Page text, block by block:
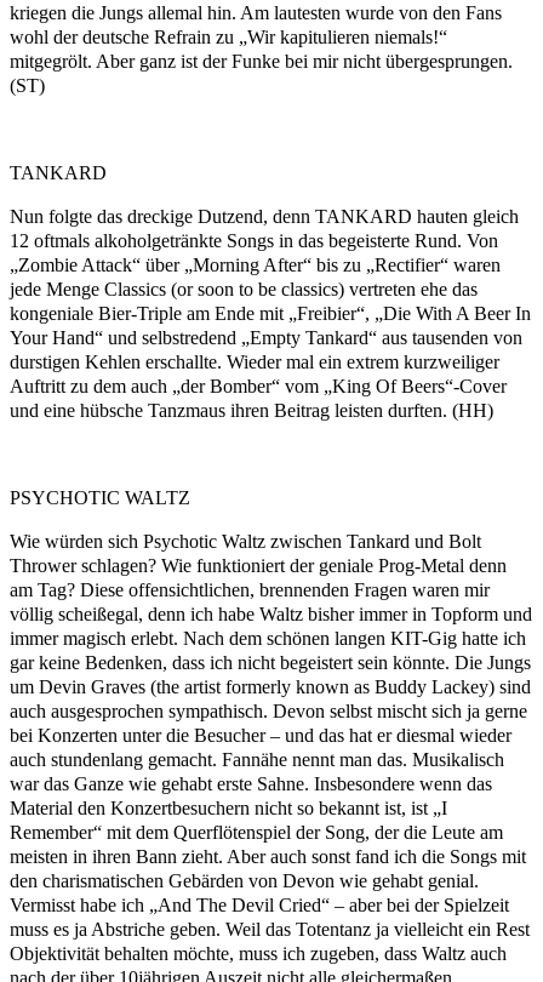
kriegen die Jungs allemal hin. Am lautesten wurde von den Fans
wohl der deutsche Refrain zu „Wir kapitulieren niemals!“
mitgegrölt. Aber ganz ist der Funke bei mir nicht übergesprungen.
(ST)
TANKARD
Nun folgte das dreckige Dutzend, denn TANKARD hauten gleich
12 oftmals alkoholgetränkte Songs in das begeisterte Rund. Von
„Zombie Attack“ über „Morning After“ bis zu „Rectifier“ waren
jede Menge Classics (or soon to be classics) vertreten ehe das
kongeniale Bier-Triple am Ende mit „Freibier“, „Die With A Beer In
Your Hand“ und selbstredend „Empty Tankard“ aus tausenden von
durstigen Kehlen erschallte. Wieder mal ein extrem kurzweiliger
Auftritt zu dem auch „der Bomber“ vom „King Of Beers“-Cover
und eine hübsche Tanzmaus ihren Beitrag leisten durften. (HH)
PSYCHOTIC WALTZ
Wie würden sich Psychotic Waltz zwischen Tankard und Bolt
Thrower schlagen? Wie funktioniert der geniale Prog-Metal denn
am Tag? Diese offensichtlichen, brennenden Fragen waren mir
völlig scheißegal, denn ich habe Waltz bisher immer in Topform und
immer magisch erlebt. Nach dem schönen langen KIT-Gig hatte ich
gar keine Bedenken, dass ich nicht begeistert sein könnte. Die Jungs
um Devin Graves (the artist formerly known as Buddy Lackey) sind
auch ausgesprochen sympathisch. Devon selbst mischt sich ja gerne
bei Konzerten unter die Besucher – und das hat er diesmal wieder
auch stundenlang gemacht. Fannähe nennt man das. Musikalisch
war das Ganze wie gehabt erste Sahne. Insbesondere wenn das
Material den Konzertbesuchern nicht so bekannt ist, ist „I
Remember“ mit dem Querflötenspiel der Song, der die Leute am
meisten in ihren Bann zieht. Aber auch sonst fand ich die Songs mit
den charismatischen Gebärden von Devon wie gehabt genial.
Vermisst habe ich „And The Devil Cried“ – aber bei der Spielzeit
muss es ja Abstriche geben. Weil das Totentanz ja vielleicht ein Rest
Objektivität behalten möchte, muss ich zugeben, dass Waltz auch
nach der über 10jährigen Auszeit nicht alle gleichermaßen